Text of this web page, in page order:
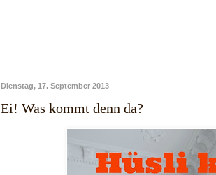
Dienstag, 17. September 2013
Ei! Was kommt denn da?